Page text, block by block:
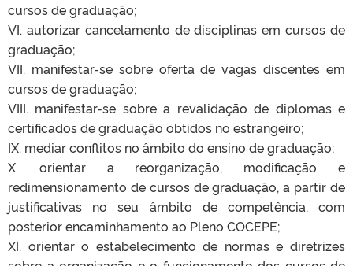
cursos de graduação;
VI. autorizar cancelamento de disciplinas em cursos de
graduação;
VII. manifestar-se sobre oferta de vagas discentes em
cursos de graduação;
VIII. manifestar-se sobre a revalidação de diplomas e
certificados de graduação obtidos no estrangeiro;
IX. mediar conflitos no âmbito do ensino de graduação;
X. orientar a reorganização, modificação e
redimensionamento de cursos de graduação, a partir de
justificativas no seu âmbito de competência, com
posterior encaminhamento ao Pleno COCEPE;
XI. orientar o estabelecimento de normas e diretrizes